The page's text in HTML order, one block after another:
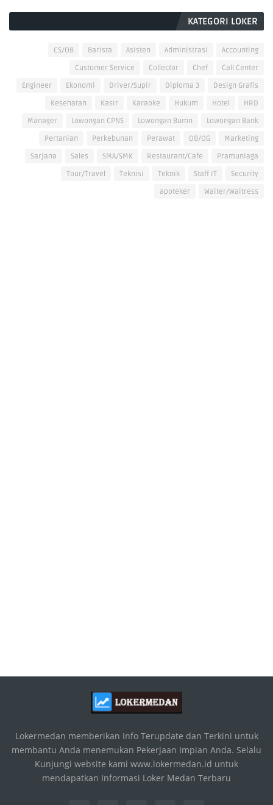
KATEGORI LOKER
Accounting
Administrasi
Asisten
Barista
CS/OB
Call Center
Chef
Collector
Customer Service
Design Grafis
Diploma 3
Driver/Supir
Ekonomi
Engineer
HRD
Hotel
Hukum
Karaoke
Kasir
Kesehatan
Lowongan Bank
Lowongan Bumn
Lowongan CPNS
Manager
Marketing
OB/OG
Perawat
Perkebunan
Pertanian
Pramuniaga
Restaurant/Cafe
SMA/SMK
Sales
Sarjana
Security
Staff IT
Teknik
Teknisi
Tour/Travel
Waiter/Waitress
apoteker
Lokermedan memberikan Info Terupdate dan Terkini untuk
membantu Anda menemukan Pekerjaan Impian Anda. Selalu
Kunjungi website kami www.lokermedan.id untuk
mendapatkan Informasi Loker Medan Terbaru